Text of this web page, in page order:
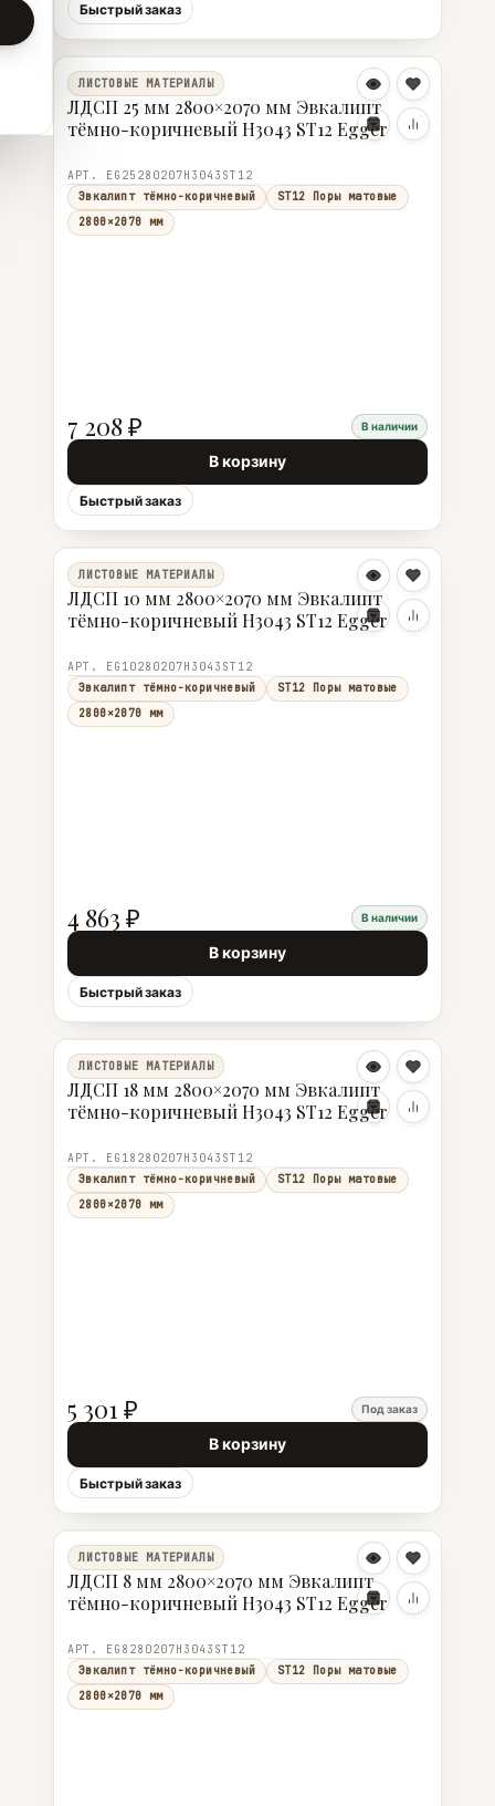
Быстрый заказ
ЛИСТОВЫЕ МАТЕРИАЛЫ
ЛДСП 25 мм 2800×2070 мм Эвкалипт
тёмно-коричневый H3043 ST12 Egger
АРТ. EG25280207H3043ST12
Эвкалипт тёмно-коричневый
ST12 Поры матовые
2800×2070 мм
7 208 ₽ В наличии
В корзину
Быстрый заказ
ЛИСТОВЫЕ МАТЕРИАЛЫ
ЛДСП 10 мм 2800×2070 мм Эвкалипт
тёмно-коричневый H3043 ST12 Egger
АРТ. EG10280207H3043ST12
Эвкалипт тёмно-коричневый
ST12 Поры матовые
2800×2070 мм
4 863 ₽ В наличии
В корзину
Быстрый заказ
ЛИСТОВЫЕ МАТЕРИАЛЫ
ЛДСП 18 мм 2800×2070 мм Эвкалипт
тёмно-коричневый H3043 ST12 Egger
АРТ. EG18280207H3043ST12
Эвкалипт тёмно-коричневый
ST12 Поры матовые
2800×2070 мм
5 301 ₽ Под заказ
В корзину
Быстрый заказ
ЛИСТОВЫЕ МАТЕРИАЛЫ
ЛДСП 8 мм 2800×2070 мм Эвкалипт
тёмно-коричневый H3043 ST12 Egger
АРТ. EG8280207H3043ST12
Эвкалипт тёмно-коричневый
ST12 Поры матовые
2800×2070 мм